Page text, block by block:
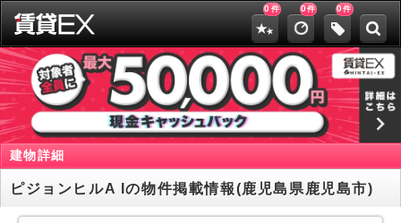
0 件 0件 0件
建物詳細
ピジョンヒルA Iの物件掲載情報(鹿児島県鹿児島市)